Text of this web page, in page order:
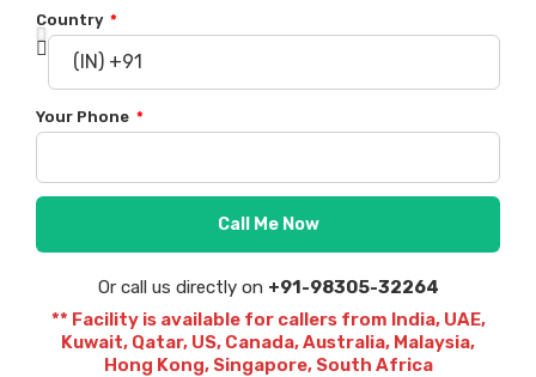
Country
Your Phone
Call Me Now
Or call us directly on +91-98305-32264
** Facility is available for callers from India, UAE,
Kuwait, Qatar, US, Canada, Australia, Malaysia,
Hong Kong, Singapore, South Africa